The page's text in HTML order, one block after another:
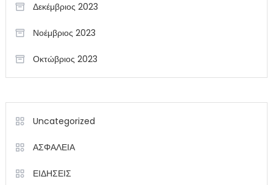
Δεκέμβριος 2023
Νοέμβριος 2023
Οκτώβριος 2023
Uncategorized
ΑΣΦΑΛΕΙΑ
ΕΙΔΗΣΕΙΣ